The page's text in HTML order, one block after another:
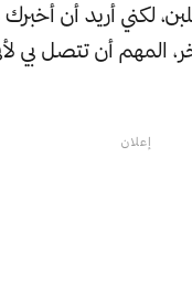
لكني أريد أن
المهم أن تتصل بي
إعلان